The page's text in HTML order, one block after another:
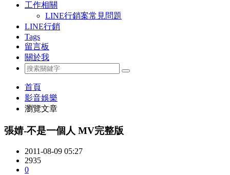
工作相關
LINE行銷案常見問題
LINE行銷
Tags
留言板
關於我
首頁
影音娛樂
瀏覽文章
張婧-不是一個人 MV完整版
2011-08-09 05:27
2935
0